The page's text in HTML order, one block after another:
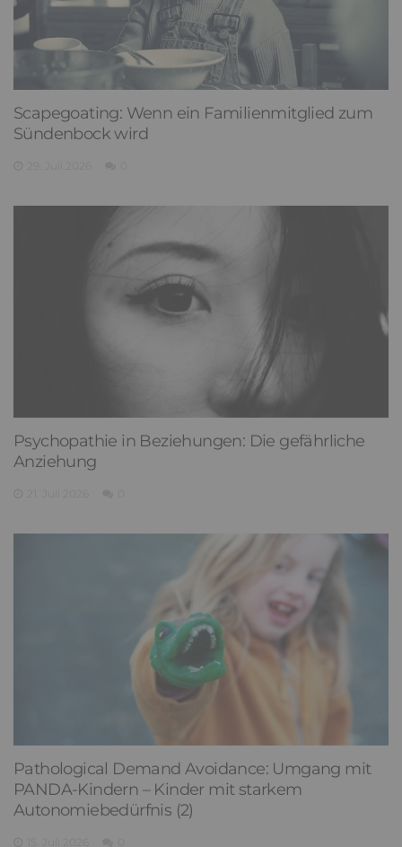
Scapegoating: Wenn ein Familienmitglied zum
Sündenbock wird
Psychopathie in Beziehungen: Die gefährliche
Anziehung
Pathological Demand Avoidance: Umgang mit
PANDA-Kindern – Kinder mit starkem
Autonomiebedürfnis (2)